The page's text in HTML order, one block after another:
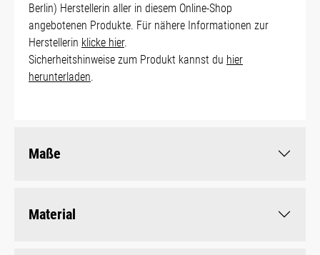
Berlin) Herstellerin aller in diesem Online-Shop
angebotenen Produkte. Für nähere Informationen zur
Herstellerin klicke hier.
Sicherheitshinweise zum Produkt kannst du hier
herunterladen.
Maße
Material